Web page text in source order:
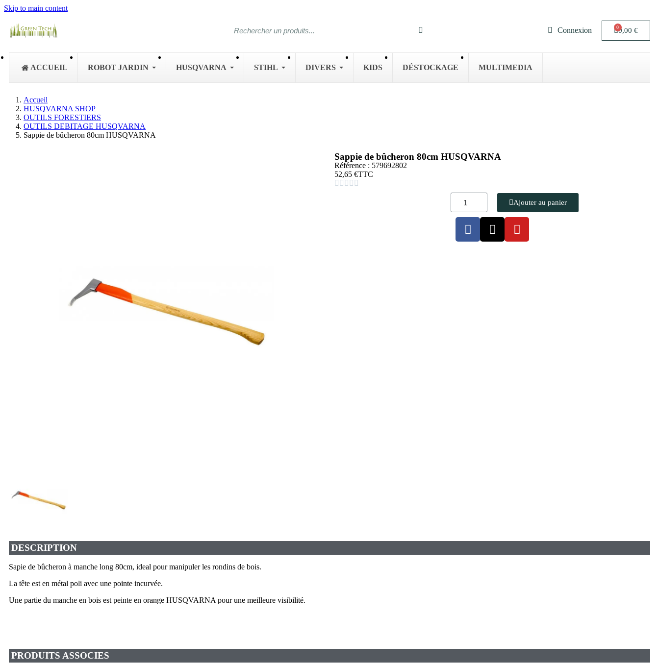
Skip to main content
Connexion 0,00 €
ACCUEIL ROBOT JARDIN HUSQVARNA STIHL DIVERS KIDS DÉSTOCKAGE MULTIMEDIA
Accueil
HUSQVARNA SHOP
OUTILS FORESTIERS
OUTILS DEBITAGE HUSQVARNA
Sappie de bûcheron 80cm HUSQVARNA
Sappie de bûcheron 80cm HUSQVARNA
Référence : 579692802
52,65 €TTC
    
Ajouter au panier
DESCRIPTION
Sapie de bûcheron à manche long 80cm, ideal pour manipuler les rondins de bois.
La tête est en métal poli avec une pointe incurvée.
Une partie du manche en bois est peinte en orange HUSQVARNA pour une meilleure visibilité.
PRODUITS ASSOCIES